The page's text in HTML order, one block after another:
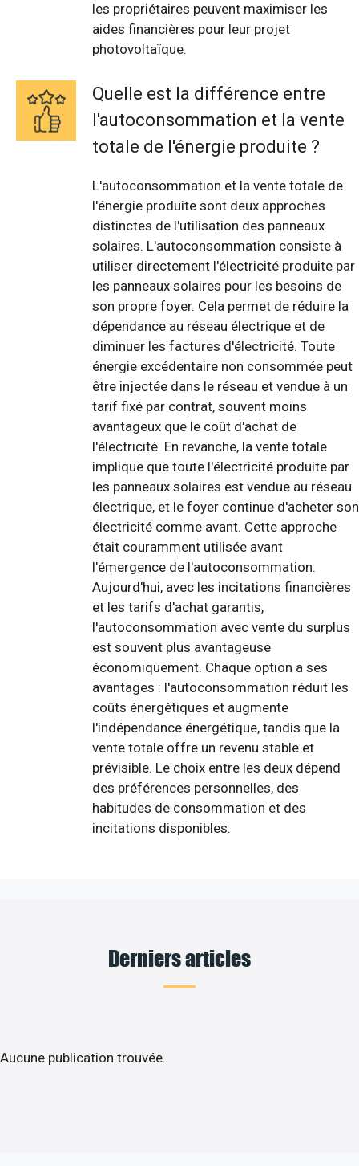
les propriétaires peuvent maximiser les
aides financières pour leur projet
photovoltaïque.
Quelle est la différence entre
l'autoconsommation et la vente
totale de l'énergie produite ?
L'autoconsommation et la vente totale de
l'énergie produite sont deux approches
distinctes de l'utilisation des panneaux
solaires. L'autoconsommation consiste à
utiliser directement l'électricité produite par
les panneaux solaires pour les besoins de
son propre foyer. Cela permet de réduire la
dépendance au réseau électrique et de
diminuer les factures d'électricité. Toute
énergie excédentaire non consommée peut
être injectée dans le réseau et vendue à un
tarif fixé par contrat, souvent moins
avantageux que le coût d'achat de
l'électricité. En revanche, la vente totale
implique que toute l'électricité produite par
les panneaux solaires est vendue au réseau
électrique, et le foyer continue d'acheter son
électricité comme avant. Cette approche
était couramment utilisée avant
l'émergence de l'autoconsommation.
Aujourd'hui, avec les incitations financières
et les tarifs d'achat garantis,
l'autoconsommation avec vente du surplus
est souvent plus avantageuse
économiquement. Chaque option a ses
avantages : l'autoconsommation réduit les
coûts énergétiques et augmente
l'indépendance énergétique, tandis que la
vente totale offre un revenu stable et
prévisible. Le choix entre les deux dépend
des préférences personnelles, des
habitudes de consommation et des
incitations disponibles.
Derniers articles
Aucune publication trouvée.